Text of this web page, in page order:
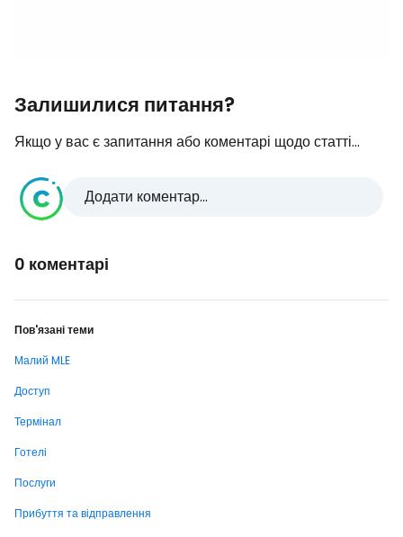
Залишилися питання?
Якщо у вас є запитання або коментарі щодо статті...
Додати коментар...
0 коментарі
Пов'язані теми
Малий MLE
Доступ
Термінал
Готелі
Послуги
Прибуття та відправлення